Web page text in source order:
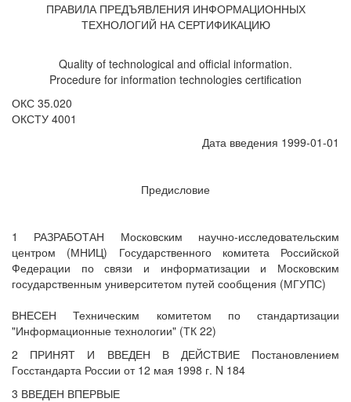
ПРАВИЛА ПРЕДЪЯВЛЕНИЯ ИНФОРМАЦИОННЫХ
ТЕХНОЛОГИЙ НА СЕРТИФИКАЦИЮ
Quality of technological and official information.
Procedure for information technologies certification
ОКС 35.020
ОКСТУ 4001
Дата введения 1999-01-01
Предисловие
1 РАЗРАБОТАН Московским научно-исследовательским
центром (МНИЦ) Государственного комитета Российской
Федерации по связи и информатизации и Московским
государственным университетом путей сообщения (МГУПС)
ВНЕСЕН Техническим комитетом по стандартизации
"Информационные технологии" (ТК 22)
2 ПРИНЯТ И ВВЕДЕН В ДЕЙСТВИЕ Постановлением
Госстандарта России от 12 мая 1998 г. N 184
3 ВВЕДЕН ВПЕРВЫЕ